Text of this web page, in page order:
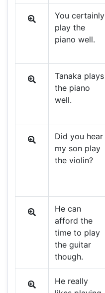
You certainly
play the
piano well.
Tanaka plays
the piano
well.
Did you hear
my son play
the violin?
He can
afford the
time to play
the guitar
though.
He really